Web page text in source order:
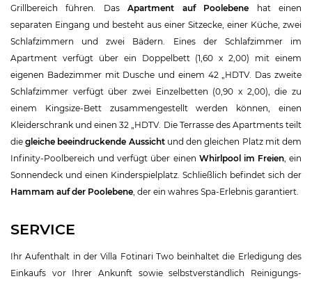
Grillbereich führen. DasApartment auf Poolebene hat einen
separaten Eingang und besteht aus einer Sitzecke, einer Küche, zwei
Schlafzimmern und zwei Bädern. Eines der Schlafzimmer im
Apartment verfügt über ein Doppelbett (1,60 x 2,00) mit einem
eigenen Badezimmer mit Dusche und einem 42 „HDTV. Das zweite
Schlafzimmer verfügt über zwei Einzelbetten (0,90 x 2,00), die zu
einem Kingsize-Bett zusammengestellt werden können, einen
Kleiderschrank und einen 32 „HDTV. Die Terrasse des Apartments teilt
diegleiche beeindruckende Aussichtund den gleichen Platz mit dem
Infinity-Poolbereich und verfügt über einen Whirlpool im Freien, ein
Sonnendeck und einen Kinderspielplatz. Schließlich befindet sich der
Hammam auf der Poolebene , der ein wahres Spa-Erlebnis garantiert.
SERVICE
Ihr Aufenthalt in der Villa Fotinari Two beinhaltet die Erledigung des
Einkaufs vor Ihrer Ankunft sowie selbstverständlich Reinigungs-